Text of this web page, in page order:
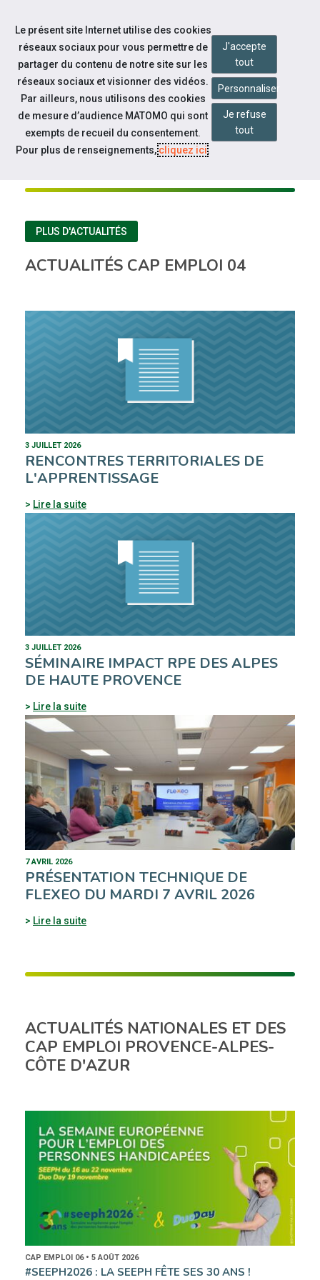
Aller au contenu
CAP EMPLOI 04
ACTUALITÉS CAP EMPLOI 04
PLUS D'ACTUALITÉS
3 JUILLET 2026
RENCONTRES TERRITORIALES DE
L'APPRENTISSAGE
Lire la suite
3 JUILLET 2026
SÉMINAIRE IMPACT RPE DES ALPES
DE HAUTE PROVENCE
Lire la suite
7 AVRIL 2026
PRÉSENTATION TECHNIQUE DE
FLEXEO DU MARDI 7 AVRIL 2026
Lire la suite
ACTUALITÉS NATIONALES ET DES
CAP EMPLOI PROVENCE-ALPES-
CÔTE D'AZUR
CAP EMPLOI 06 • 5 AOÛT 2026
#SEEPH2026 : LA SEEPH FÊTE SES 30 ANS !
Le présent site Internet utilise des cookies
réseaux sociaux pour vous permettre de
partager du contenu de notre site sur les
réseaux sociaux et visionner des vidéos.
Par ailleurs, nous utilisons des cookies
de mesure d’audience MATOMO qui sont
exempts de recueil du consentement.
Pour plus de renseignements,cliquez ici.
J'accepte
tout
Personnaliser
Je refuse
tout